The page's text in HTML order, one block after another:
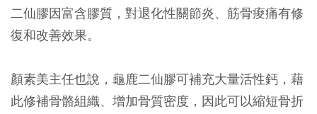
二仙膠因富含膠質，對退化性關節炎、筋骨痠痛有修
復和改善效果。
顏素美主任也說，龜鹿二仙膠可補充大量活性鈣，藉
此修補骨骼組織、增加骨質密度，因此可以縮短骨折